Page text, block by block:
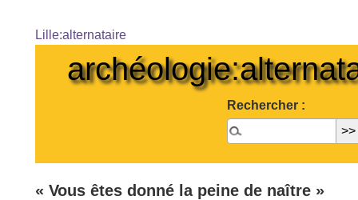
Lille:alternataire
Rechercher :
« Vous êtes donné la peine de naître »